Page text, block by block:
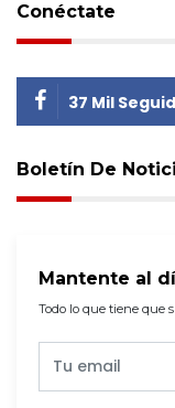
Conéctate
37 Mil
Boletín De
Mantente al
Todo lo que tiene que